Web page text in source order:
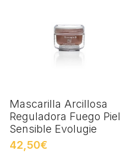
Mascarilla Arcillosa
Reguladora Fuego Piel
Sensible Evolugie
42,50€